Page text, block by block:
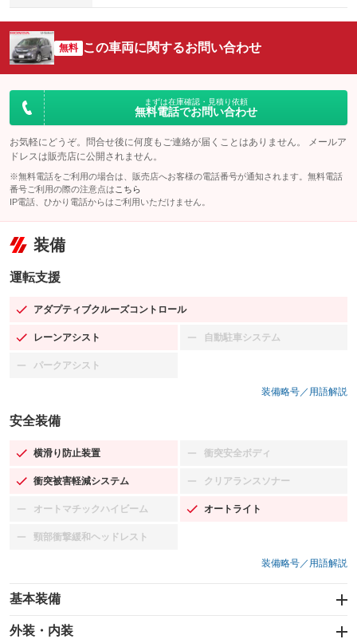
無料 この車両に関するお問い合わせ
まずは在庫確認・見積り依頼
無料電話でお問い合わせ
お気軽にどうぞ。問合せ後に何度もご連絡が届くことはありません。 メールア
ドレスは販売店に公開されません。
※無料電話をご利用の場合は、販売店へお客様の電話番号が通知されます。無料電話
番号ご利用の際の注意点は こちら
IP電話、ひかり電話からはご利用いただけません。
装備
運転支援
アダプティブクルーズコントロール
：装備あり
レーンアシスト
：装備あり 自動駐車システム
：装備なし
パークアシスト
：装備なし
装備略号／用語解説
安全装備
横滑り防止装置
：装備あり 衝突安全ボディ
：装備なし
衝突被害軽減システム
：装備あり クリアランスソナー
：装備なし
オートマチックハイビーム
：装備なし オートライト
：装備あり
頸部衝撃緩和ヘッドレスト
：装備なし
装備略号／用語解説
基本装備
エアバッグ：運転席/助手席
：装備あり
外装・内装